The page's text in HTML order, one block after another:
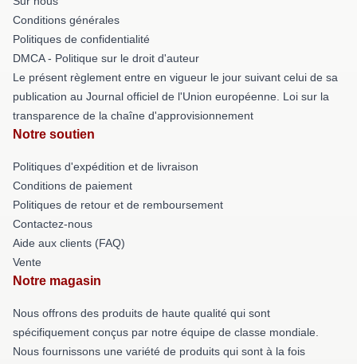
Conditions générales
Politiques de confidentialité
DMCA - Politique sur le droit d'auteur
Le présent règlement entre en vigueur le jour suivant celui de sa
publication au Journal officiel de l'Union européenne. Loi sur la
transparence de la chaîne d'approvisionnement
Notre soutien
Politiques d'expédition et de livraison
Conditions de paiement
Politiques de retour et de remboursement
Contactez-nous
Aide aux clients (FAQ)
Vente
Notre magasin
Nous offrons des produits de haute qualité qui sont
spécifiquement conçus par notre équipe de classe mondiale.
Nous fournissons une variété de produits qui sont à la fois